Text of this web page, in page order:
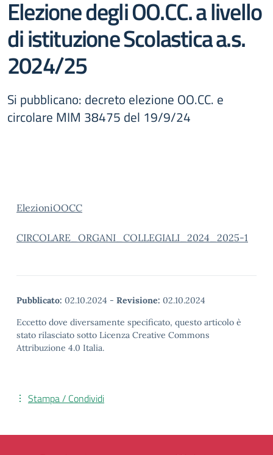
Elezione degli OO.CC. a livello
di istituzione Scolastica a.s.
2024/25
Si pubblicano: decreto elezione OO.CC. e
circolare MIM 38475 del 19/9/24
ElezioniOOCC
CIRCOLARE_ORGANI_COLLEGIALI_2024_2025-1
Pubblicato: 02.10.2024 - Revisione: 02.10.2024
Eccetto dove diversamente specificato, questo articolo è
stato rilasciato sotto Licenza Creative Commons
Attribuzione 4.0 Italia.
Stampa / Condividi